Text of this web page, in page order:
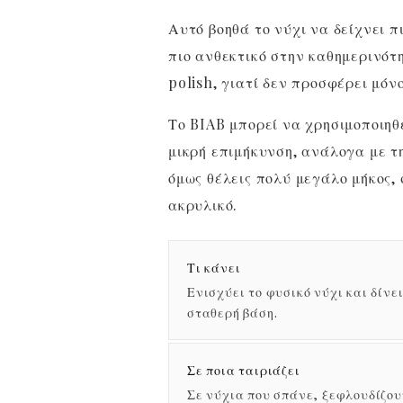
Αυτό βοηθά το νύχι να δείχνει
πιο ανθεκτικό στην
polish, γιατί δεν προσφέρει
Το BIAB μπορεί να
μικρή επιμήκυνση, ανάλογα με
όμως θέλεις πολύ μεγάλο
ακρυλικό.
Τι κάνει
Ενισχύει το φυσικό νύχι και
σταθερή βάση.
Σε ποια ταιριάζει
Σε νύχια που σπάνε,